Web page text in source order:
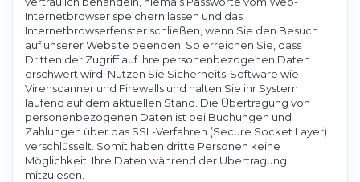
Internetbrowser speichern lassen und das
Internetbrowserfenster schließen, wenn Sie den Besuch
auf unserer Website beenden. So erreichen Sie, dass
Dritten der Zugriff auf Ihre personenbezogenen Daten
erschwert wird. Nutzen Sie Sicherheits-Software wie
Virenscanner und Firewalls und halten Sie ihr System
laufend auf dem aktuellen Stand. Die Übertragung von
personenbezogenen Daten ist bei Buchungen und
Zahlungen über das SSL-Verfahren (Secure Socket Layer)
verschlüsselt. Somit haben dritte Personen keine
Möglichkeit, Ihre Daten während der Übertragung
mitzulesen.